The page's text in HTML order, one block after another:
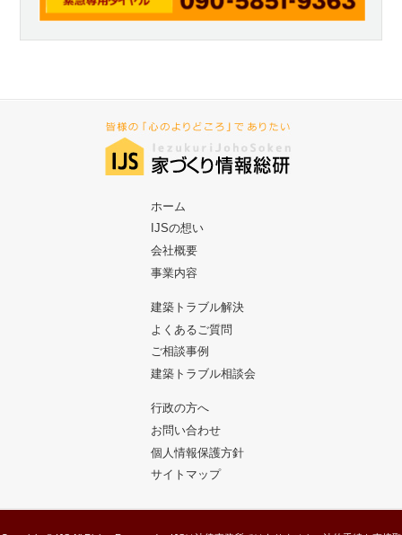
ホーム
IJSの想い
会社概要
事業内容
建築トラブル解決
よくあるご質問
ご相談事例
建築トラブル相談会
行政の方へ
お問い合わせ
個人情報保護方針
サイトマップ